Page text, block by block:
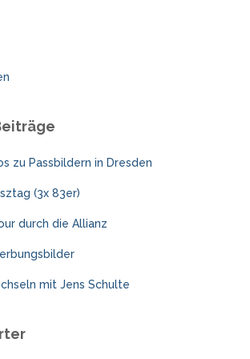
zu Passbildern in Dresden
(3x 83er)
durch die Allianz
mit Jens Schulte